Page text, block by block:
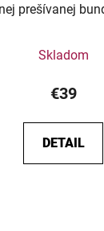
prešívanej
Skladom
€39
DETAIL